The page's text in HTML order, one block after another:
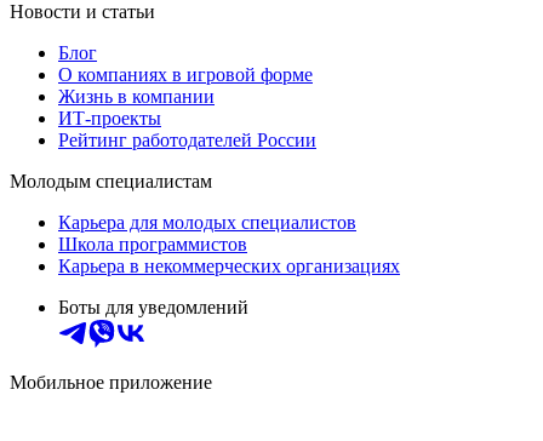
Новости и статьи
Блог
О компаниях в игровой форме
Жизнь в компании
ИТ-проекты
Рейтинг работодателей России
Молодым специалистам
Карьера для молодых специалистов
Школа программистов
Карьера в некоммерческих организациях
Боты для уведомлений
Мобильное приложение